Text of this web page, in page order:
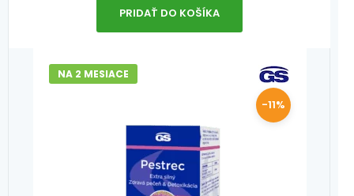
PRIDAŤ DO KOŠÍKA
NA 2 MESIACE
-11%